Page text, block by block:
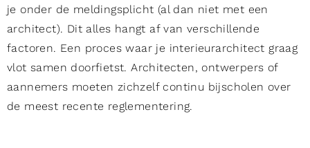
je onder de meldingsplicht (al dan niet met een
architect). Dit alles hangt af van verschillende
factoren. Een proces waar je interieurarchitect graag
vlot samen doorfietst. Architecten, ontwerpers of
aannemers moeten zichzelf continu bijscholen over
de meest recente reglementering.